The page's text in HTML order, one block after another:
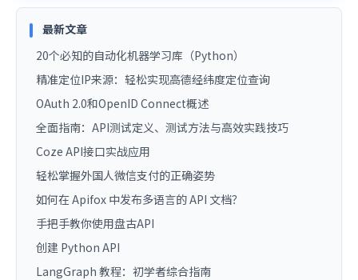
最新文章
20个必知的自动化机器学习库（Python）
精准定位IP来源：轻松实现高德经纬度定位查询
OAuth 2.0和OpenID Connect概述
全面指南：API测试定义、测试方法与高效实践技巧
Coze API接口实战应用
轻松掌握外国人微信支付的正确姿势
如何在 Apifox 中发布多语言的 API 文档？
手把手教你使用盘古API
创建 Python API
LangGraph 教程：初学者综合指南